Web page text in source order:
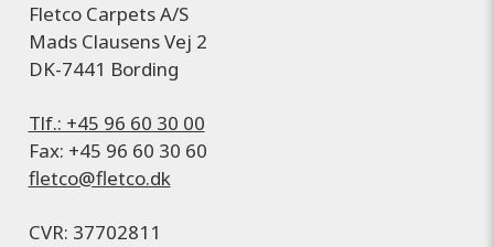
Fletco Carpets A/S
Mads Clausens Vej 2
DK-7441 Bording
Tlf.: +45 96 60 30 00
Fax: +45 96 60 30 60
fletco@fletco.dk
CVR: 37702811